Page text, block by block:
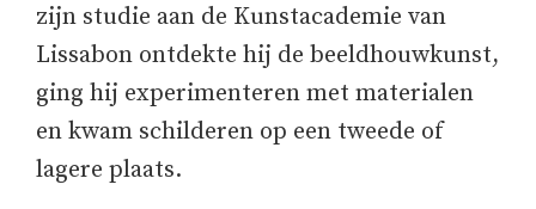
zijn studie aan de Kunstacademie van
Lissabon ontdekte hij de beeldhouwkunst,
ging hij experimenteren met materialen
en kwam schilderen op een tweede of
lagere plaats.